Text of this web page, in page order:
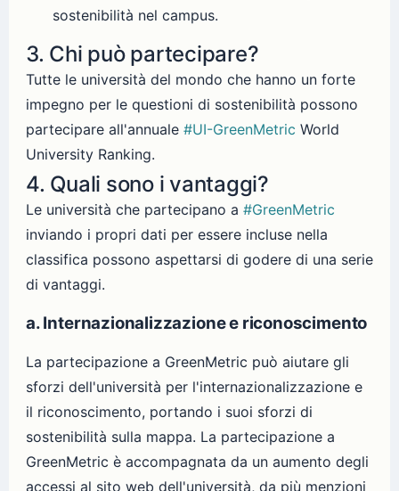
sostenibilità nel campus.
3. Chi può partecipare?
Tutte le università del mondo che hanno un forte
impegno per le questioni di sostenibilità possono
partecipare all'annuale #UI-GreenMetric World
University Ranking.
4. Quali sono i vantaggi?
Le università che partecipano a #GreenMetric
inviando i propri dati per essere incluse nella
classifica possono aspettarsi di godere di una serie
di vantaggi.
a. Internazionalizzazione e riconoscimento
La partecipazione a GreenMetric può aiutare gli
sforzi dell'università per l'internazionalizzazione e
il riconoscimento, portando i suoi sforzi di
sostenibilità sulla mappa. La partecipazione a
GreenMetric è accompagnata da un aumento degli
accessi al sito web dell'università, da più menzioni